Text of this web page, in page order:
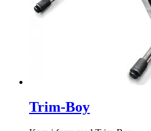
Trim-Boy